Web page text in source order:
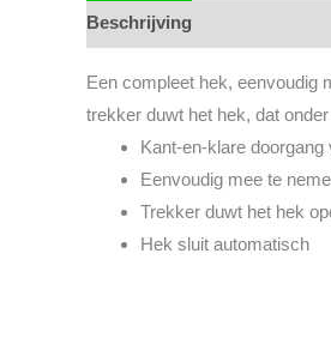
Beschrijving
Een compleet hek, eenvoudig
trekker duwt het hek, dat
Kant-en-klare
Eenvoudig mee te
Trekker duwt het hek
Hek sluit automatisch